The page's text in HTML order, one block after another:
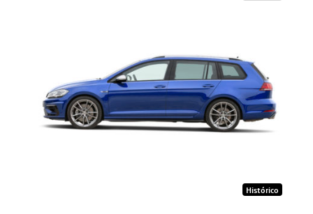
Histórico